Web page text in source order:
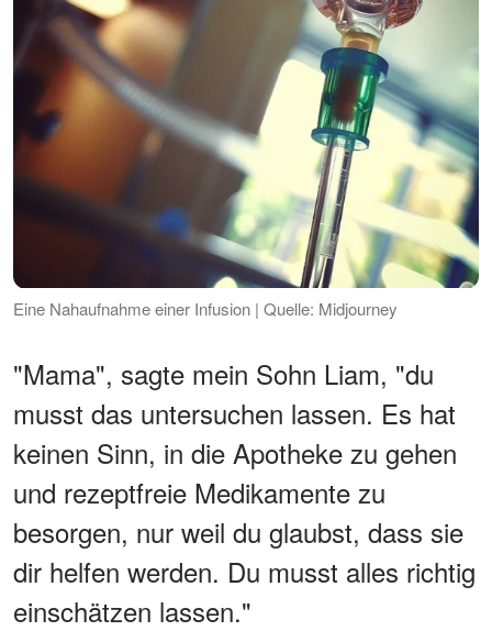
Eine Nahaufnahme einer Infusion | Quelle: Midjourney
"Mama", sagte mein Sohn Liam, "du
musst das untersuchen lassen. Es hat
keinen Sinn, in die Apotheke zu gehen
und rezeptfreie Medikamente zu
besorgen, nur weil du glaubst, dass sie
dir helfen werden. Du musst alles richtig
einschätzen lassen."